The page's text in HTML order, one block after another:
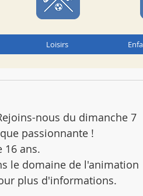
Loisirs
nous du dimanche 7
passionnante !
16 ans.
le domaine de l'animation
plus d'informations.